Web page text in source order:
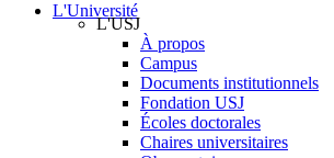
L'Université
L'USJ
À propos
Campus
Documents institutionnels
Fondation USJ
Écoles doctorales
Chaires universitaires